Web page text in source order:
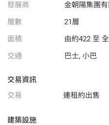
發展商
金朝陽集團
層數
21層
面積
由約422 至
交通
巴士, 小巴
交易資訊
交易
連租約出售
建築設施